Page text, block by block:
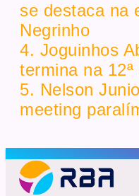
se destaca na
Negrinho
4. Joguinhos
termina na
5. Nelson
meeting